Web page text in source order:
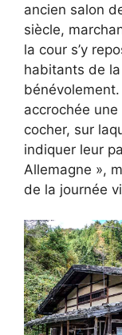
ancien salon
siècle,
la cour s’y
habitants de
accrochée
cocher, sur
indiquer leur
Allemagne »,
de la journée